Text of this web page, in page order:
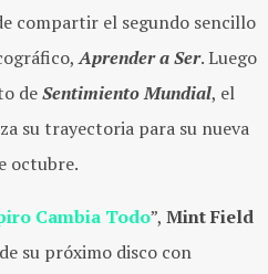
compartir el segundo sencillo
Aprender a Ser. Luego
deSentimiento Mundial, el
su trayectoria para su nueva
octubre.
Cambia Todo”, Mint Field
su próximo disco con